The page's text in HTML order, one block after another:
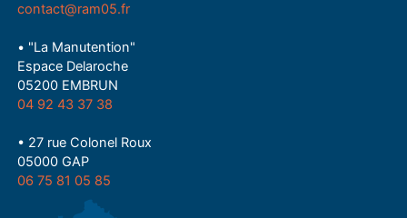
contact@ram05.fr
• "La Manutention"
Espace Delaroche
05200 EMBRUN
04 92 43 37 38
• 27 rue Colonel Roux
05000 GAP
06 75 81 05 85